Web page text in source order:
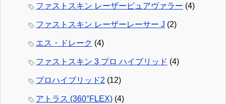
ファストスキン レーザーピュアヴァラー (4)
ファストスキン レーザーレーサー J (2)
エス・ドレーク (4)
ファストスキン 3 プロ ハイブリッド (4)
プロハイブリッド2 (12)
アトラス (360°FLEX) (4)